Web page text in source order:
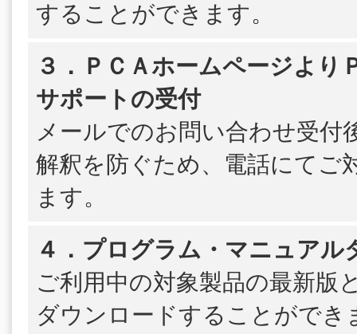
することができます。
３．ＰＣＡホームページより
サポートの受付
メールでのお問い合わせ受付
解釈を防ぐため、電話にてご
ます。
４．プログラム・マニュアル
ご利用中の対象製品の最新版
ダウンロードすることができ